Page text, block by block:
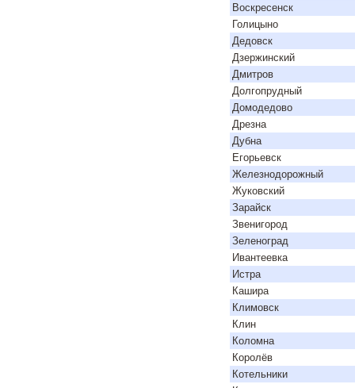
Воскресенск
Голицыно
Дедовск
Дзержинский
Дмитров
Долгопрудный
Домодедово
Дрезна
Дубна
Егорьевск
Железнодорожный
Жуковский
Зарайск
Звенигород
Зеленоград
Ивантеевка
Истра
Кашира
Климовск
Клин
Коломна
Королёв
Котельники